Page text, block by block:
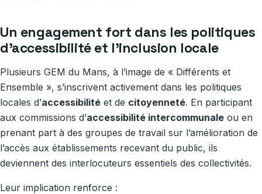
Un engagement fort dans les politiques
d’accessibilité et l’inclusion locale
Plusieurs GEM du Mans, à l’image de « Différents et
Ensemble », s’inscrivent activement dans les politiques
locales d’accessibilité et de citoyenneté. En participant
aux commissions d’accessibilité intercommunale ou en
prenant part à des groupes de travail sur l’amélioration de
l’accès aux établissements recevant du public, ils
deviennent des interlocuteurs essentiels des collectivités.
Leur implication renforce :